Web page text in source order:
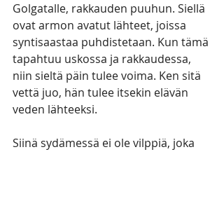
Golgatalle, rakkauden puuhun. Siellä
ovat armon avatut lähteet, joissa
syntisaastaa puhdistetaan. Kun tämä
tapahtuu uskossa ja rakkaudessa,
niin sieltä päin tulee voima. Ken sitä
vettä juo, hän tulee itsekin elävän
veden lähteeksi.
Siinä sydämessä ei ole vilppiä, joka